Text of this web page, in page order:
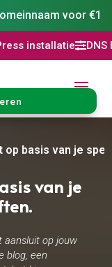
voor €1
DNS Beheer30
op basis van je
van je
aansluit op jouw
blog, een